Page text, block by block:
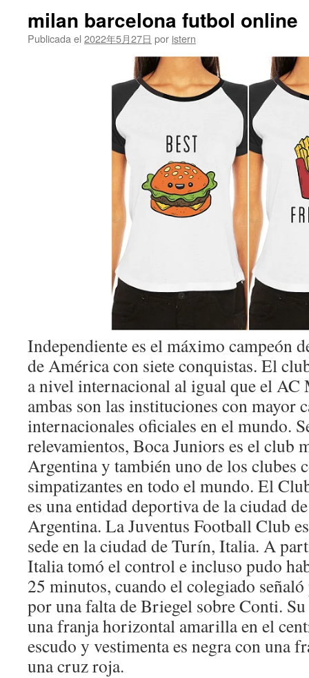
milan barcelona futbol online
Publicada el 2022年5月27日 por istern
Independiente es el máximo campeón
de América con siete conquistas. El
a nivel internacional al igual que el
ambas son las instituciones con mayor
internacionales oficiales en el mundo.
relevamientos, Boca Juniors es el club
Argentina y también uno de los clubes
simpatizantes en todo el mundo. El
es una entidad deportiva de la ciudad
Argentina. La Juventus Football Club
sede en la ciudad de Turín, Italia. A
Italia tomó el control e incluso pudo
25 minutos, cuando el colegiado
por una falta de Briegel sobre Conti.
una franja horizontal amarilla en el
escudo y vestimenta es negra con una
una cruz roja.